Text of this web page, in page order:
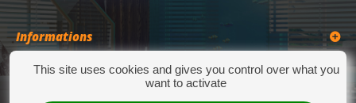
Informations
Catégories
This site uses cookies and gives you control over what you
want to activate